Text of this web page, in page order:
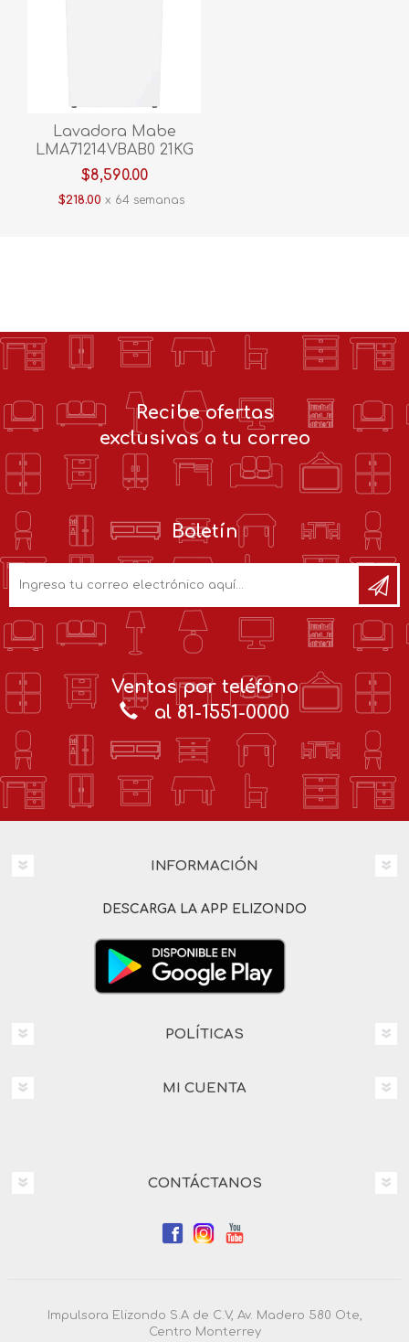
Lavadora Mabe
LMA71214VBAB0 21KG
Blanco
$8,590.00
$218.00 x 64 semanas
Recibe ofertas
exclusivas a tu correo
Boletín
Ventas por teléfono
al 81-1551-0000
INFORMACIÓN
DESCARGA LA APP ELIZONDO
POLÍTICAS
MI CUENTA
CONTÁCTANOS
Impulsora Elizondo S.A de C.V, Av. Madero 580 Ote,
Centro Monterrey